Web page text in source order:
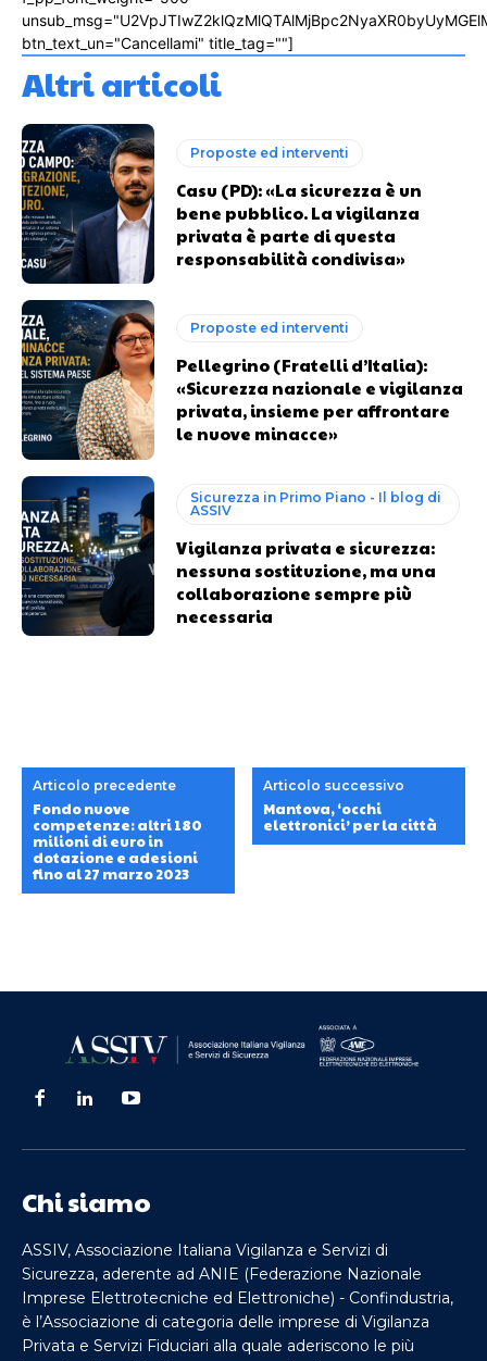
btn_text_un="Cancellami" title_tag=""]
Altri articoli
Proposte ed interventi
Casu (PD): «La sicurezza è un
bene pubblico. La vigilanza
privata è parte di questa
responsabilità condivisa»
Proposte ed interventi
Pellegrino (Fratelli d’Italia):
«Sicurezza nazionale e vigilanza
privata, insieme per affrontare
le nuove minacce»
Sicurezza in Primo Piano - Il blog di
ASSIV
Vigilanza privata e sicurezza:
nessuna sostituzione, ma una
collaborazione sempre più
necessaria
Articolo precedente
Fondo nuove
competenze: altri 180
milioni di euro in
dotazione e adesioni
fino al 27 marzo 2023
Articolo successivo
Mantova, ‘occhi
elettronici’ per la città
Chi siamo
ASSIV, Associazione Italiana Vigilanza e Servizi di
Sicurezza, aderente ad ANIE (Federazione Nazionale
Imprese Elettrotecniche ed Elettroniche) - Confindustria,
è l’Associazione di categoria delle imprese di Vigilanza
Privata e Servizi Fiduciari alla quale aderiscono le più